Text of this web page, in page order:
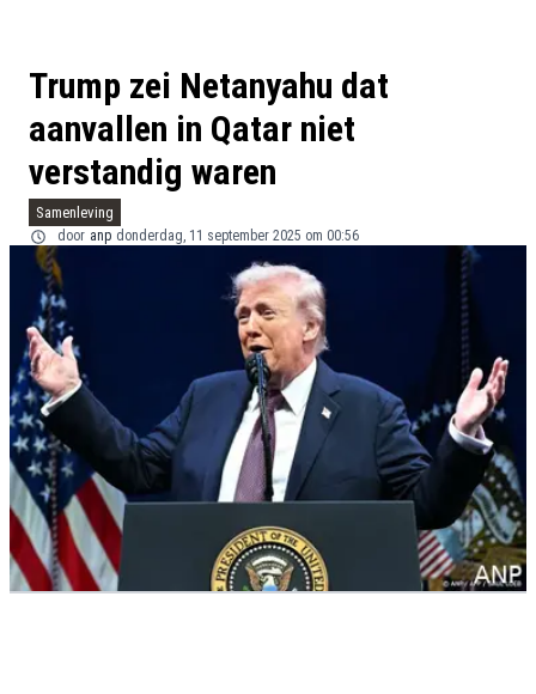
Trump zei Netanyahu dat
aanvallen in Qatar niet
verstandig waren
Samenleving
door anp donderdag, 11 september 2025 om 00:56